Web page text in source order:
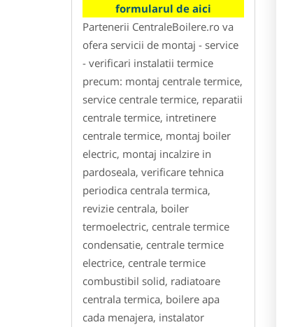
formularul de aici
Partenerii CentraleBoilere.ro va
ofera servicii de montaj - service
- verificari instalatii termice
precum: montaj centrale termice,
service centrale termice, reparatii
centrale termice, intretinere
centrale termice, montaj boiler
electric, montaj incalzire in
pardoseala, verificare tehnica
periodica centrala termica,
revizie centrala, boiler
termoelectric, centrale termice
condensatie, centrale termice
electrice, centrale termice
combustibil solid, radiatoare
centrala termica, boilere apa
cada menajera, instalator